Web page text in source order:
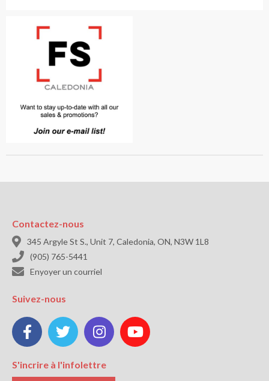
Contactez-nous
 345 Argyle St S., Unit 7, Caledonia, ON, N3W 1L8
 (905) 765-5441
 Enyoyer un courriel
Suivez-nous
   
S'incrire à l'infolettre